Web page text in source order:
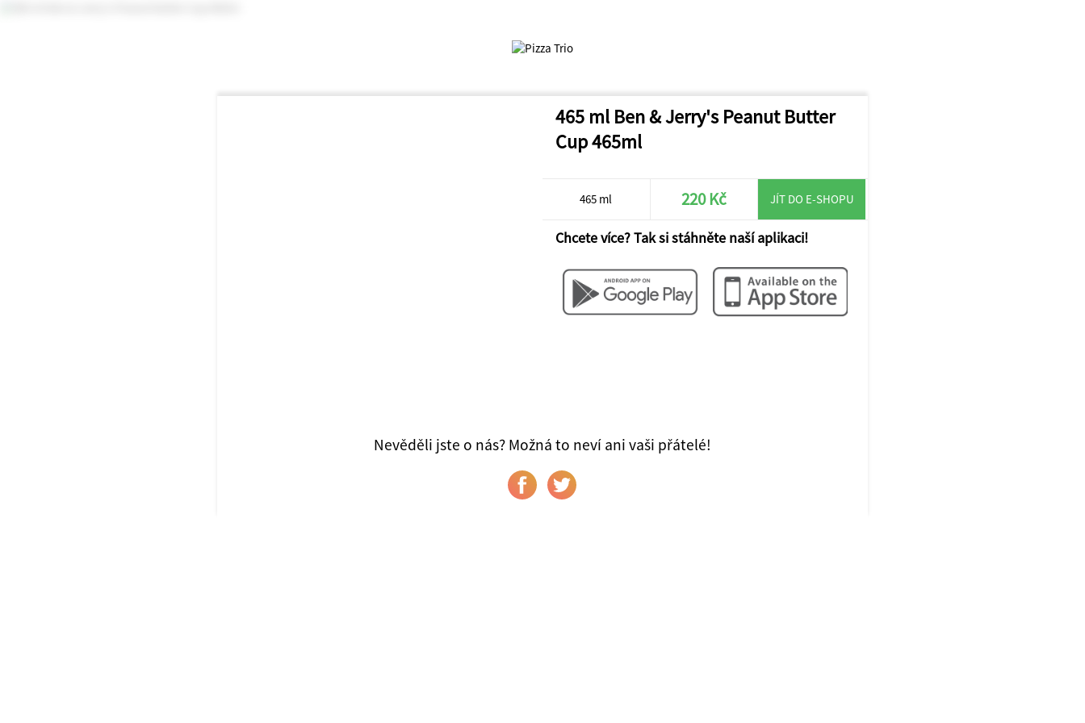
465 ml Ben & Jerry's Peanut Butter
Cup 465ml
465 ml 220 Kč JÍT DO E-SHOPU
Chcete více? Tak si stáhněte naší aplikaci!
Nevěděli jste o nás? Možná to neví ani vaši přátelé!